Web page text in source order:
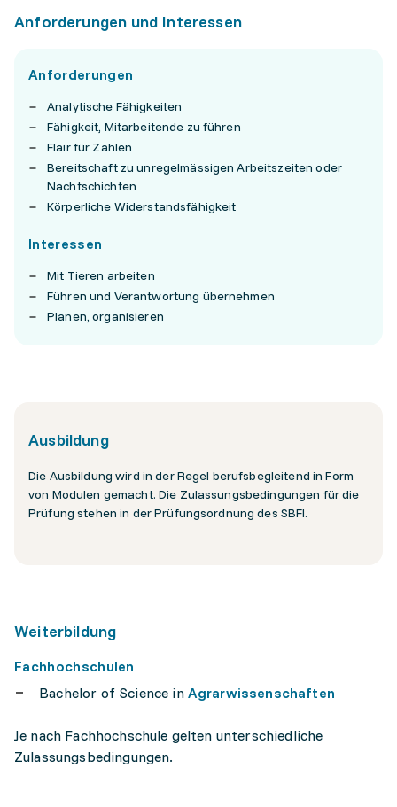
Anforderungen und Interessen
Anforderungen
Analytische Fähigkeiten
Fähigkeit, Mitarbeitende zu führen
Flair für Zahlen
Bereitschaft zu unregelmässigen Arbeitszeiten oder
Nachtschichten
Körperliche Widerstandsfähigkeit
Interessen
Mit Tieren arbeiten
Führen und Verantwortung übernehmen
Planen, organisieren
Ausbildung
Die Ausbildung wird in der Regel berufsbegleitend in Form
von Modulen gemacht. Die Zulassungsbedingungen für die
Prüfung stehen in der Prüfungsordnung des SBFI.
Weiterbildung
Fachhochschulen
Bachelor of Science in Agrarwissenschaften
Je nach Fachhochschule gelten unterschiedliche
Zulassungsbedingungen.